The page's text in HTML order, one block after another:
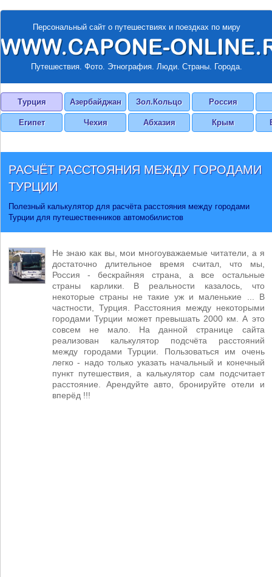
Персональный сайт о путешествиях и поездках по миру
Путешествия. Фото. Этнография. Люди. Страны. Города.
Турция Азербайджан Зол.Кольцо Россия
Египет Чехия Абхазия Крым
РАСЧЁТ РАССТОЯНИЯ МЕЖДУ ГОРОДАМИ
ТУРЦИИ
Полезный калькулятор для расчёта расстояния между городами
Турции для путешественников автомобилистов
Не знаю как вы, мои многоуважаемые читатели, а я
достаточно длительное время считал, что мы,
Россия - бескрайняя страна, а все остальные
страны карлики. В реальности казалось, что
некоторые страны не такие уж и маленькие ... В
частности, Турция. Расстояния между некоторыми
городами Турции может превышать 2000 км. А это
совсем не мало. На данной странице сайта
реализован калькулятор подсчёта расстояний
между городами Турции. Пользоваться им очень
легко - надо только указать начальный и конечный
пункт путешествия, а калькулятор сам подсчитает
расстояние. Арендуйте авто, бронируйте отели и
вперёд !!!